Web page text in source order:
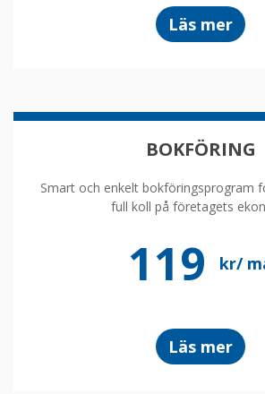
Läs mer
och
BOKFÖRING
Smart och enkelt bokföringsprogram
full koll på företagets
119 kr/
Läs mer
om